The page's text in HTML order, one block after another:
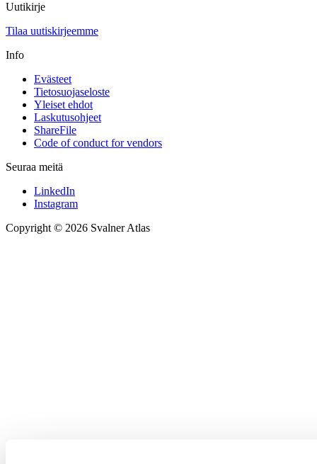
Uutikirje
Tilaa uutiskirjeemme
Info
Evästeet
Tietosuojaseloste
Yleiset ehdot
Laskutusohjeet
ShareFile
Code of conduct for vendors
Seuraa meitä
LinkedIn
Instagram
Copyright © 2026 Svalner Atlas